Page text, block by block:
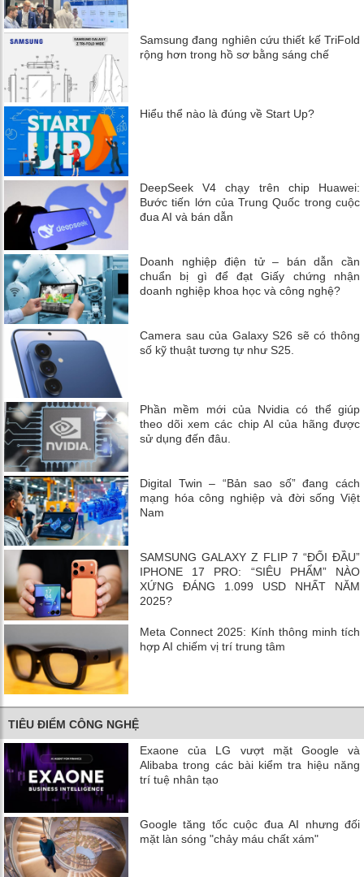
Samsung đang nghiên cứu thiết kế TriFold
rộng hơn trong hồ sơ bằng sáng chế
Hiểu thể nào là đúng về Start Up?
DeepSeek V4 chạy trên chip Huawei:
Bước tiến lớn của Trung Quốc trong cuộc
đua AI và bán dẫn
Doanh nghiệp điện tử – bán dẫn cần
chuẩn bị gì để đạt Giấy chứng nhận
doanh nghiệp khoa học và công nghệ?
Camera sau của Galaxy S26 sẽ có thông
số kỹ thuật tương tự như S25.
Phần mềm mới của Nvidia có thể giúp
theo dõi xem các chip AI của hãng được
sử dụng đến đâu.
Digital Twin – “Bản sao số” đang cách
mạng hóa công nghiệp và đời sống Việt
Nam
SAMSUNG GALAXY Z FLIP 7 “ĐỐI ĐẦU”
IPHONE 17 PRO: “SIÊU PHẨM” NÀO
XỨNG ĐÁNG 1.099 USD NHẤT NĂM
2025?
Meta Connect 2025: Kính thông minh tích
hợp AI chiếm vị trí trung tâm
TIÊU ĐIỂM CÔNG NGHỆ
Exaone của LG vượt mặt Google và
Alibaba trong các bài kiểm tra hiệu năng
trí tuệ nhân tạo
Google tăng tốc cuộc đua AI nhưng đối
mặt làn sóng "chảy máu chất xám"